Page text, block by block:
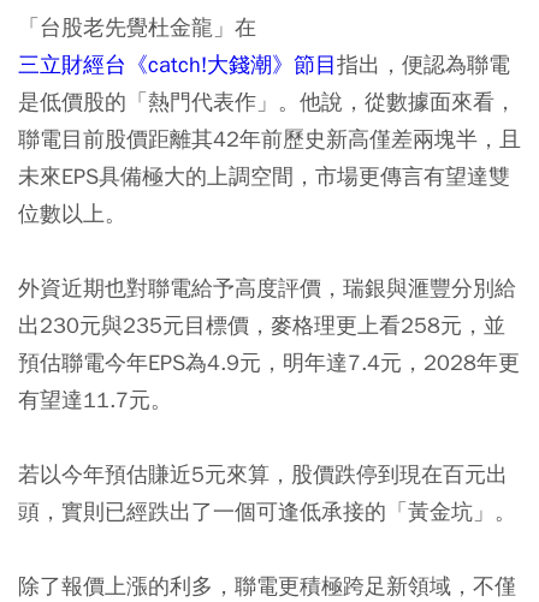
「台股老先覺杜金龍」在
三立財經台《catch!大錢潮》節目指出，便認為聯電
是低價股的「熱門代表作」。他說，從數據面來看，
聯電目前股價距離其42年前歷史新高僅差兩塊半，且
未來EPS具備極大的上調空間，市場更傳言有望達雙
位數以上。
外資近期也對聯電給予高度評價，瑞銀與滙豐分別給
出230元與235元目標價，麥格理更上看258元，並
預估聯電今年EPS為4.9元，明年達7.4元，2028年更
有望達11.7元。
若以今年預估賺近5元來算，股價跌停到現在百元出
頭，實則已經跌出了一個可逢低承接的「黃金坑」。
除了報價上漲的利多，聯電更積極跨足新領域，不僅